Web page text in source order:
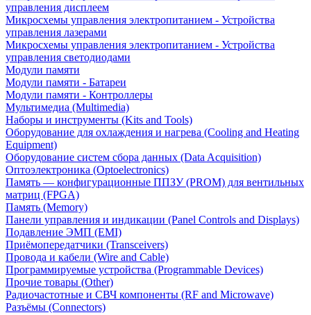
управления дисплеем
Микросхемы управления электропитанием - Устройства
управления лазерами
Микросхемы управления электропитанием - Устройства
управления светодиодами
Модули памяти
Модули памяти - Батареи
Модули памяти - Контроллеры
Мультимедиа (Multimedia)
Наборы и инструменты (Kits and Tools)
Оборудование для охлаждения и нагрева (Cooling and Heating
Equipment)
Оборудование систем сбора данных (Data Acquisition)
Оптоэлектроника (Optoelectronics)
Память — конфигурационные ППЗУ (PROM) для вентильных
матриц (FPGA)
Память (Memory)
Панели управления и индикации (Panel Controls and Displays)
Подавление ЭМП (EMI)
Приёмопередатчики (Transceivers)
Провода и кабели (Wire and Cable)
Программируемые устройства (Programmable Devices)
Прочие товары (Other)
Радиочастотные и СВЧ компоненты (RF and Microwave)
Разъёмы (Connectors)